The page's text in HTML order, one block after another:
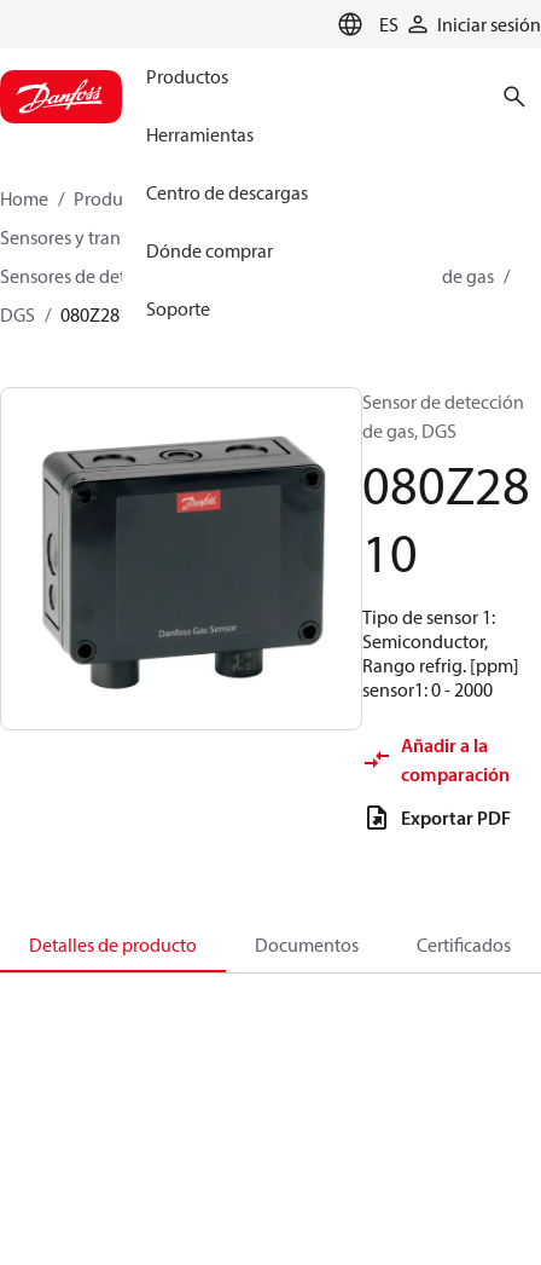
ES Iniciar sesión
Productos
Herramientas
Centro de descargas
Dónde comprar
Soporte
Home Productos
Climate Solutions for cooling
Sensores y transmisores
Sensores de detección de gas
Sensores de detección de gas
DGS
080Z2810
Sensor de detección
de gas, DGS
080Z28
10
Tipo de sensor 1:
Semiconductor,
Rango refrig. [ppm]
sensor1: 0 - 2000
Añadir a la
comparación
Exportar PDF
Detalles de producto Documentos Certificados